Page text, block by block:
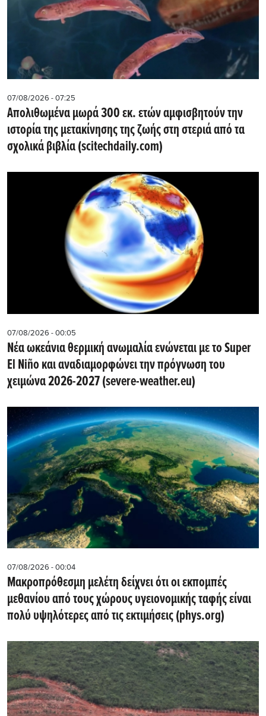
07/08/2026 - 07:25
Απολιθωμένα μωρά 300 εκ. ετών αμφισβητούν την
ιστορία της μετακίνησης της ζωής στη στεριά από τα
σχολικά βιβλία (scitechdaily.com)
07/08/2026 - 00:05
Νέα ωκεάνια θερμική ανωμαλία ενώνεται με το Super
El Niño και αναδιαμορφώνει την πρόγνωση του
χειμώνα 2026-2027 (severe-weather.eu)
07/08/2026 - 00:04
Μακροπρόθεσμη μελέτη δείχνει ότι οι εκπομπές
μεθανίου από τους χώρους υγειονομικής ταφής είναι
πολύ υψηλότερες από τις εκτιμήσεις (phys.org)